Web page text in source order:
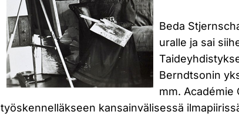
Beda
uralle ja sai
Berndtsonin
mm. Académie
työskennelläkseen kansainvälisessä